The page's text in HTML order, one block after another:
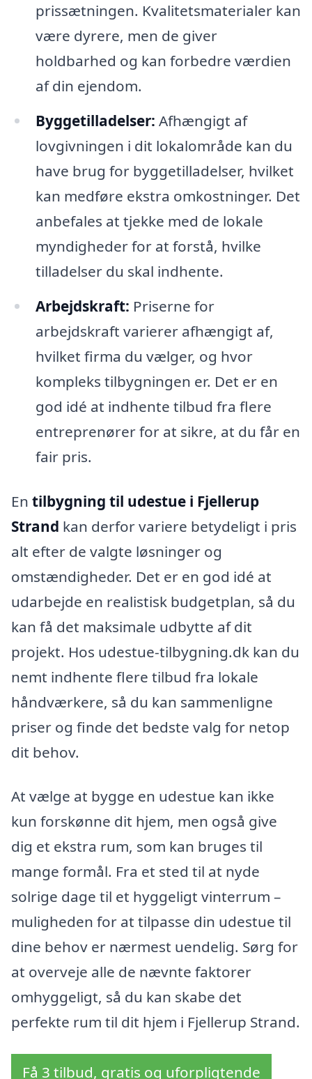
prissætningen. Kvalitetsmaterialer kan
være dyrere, men de giver
holdbarhed og kan forbedre værdien
af din ejendom.
Byggetilladelser: Afhængigt af
lovgivningen i dit lokalområde kan du
have brug for byggetilladelser, hvilket
kan medføre ekstra omkostninger. Det
anbefales at tjekke med de lokale
myndigheder for at forstå, hvilke
tilladelser du skal indhente.
Arbejdskraft: Priserne for
arbejdskraft varierer afhængigt af,
hvilket firma du vælger, og hvor
kompleks tilbygningen er. Det er en
god idé at indhente tilbud fra flere
entreprenører for at sikre, at du får en
fair pris.
En tilbygning til udestue i Fjellerup
Strand kan derfor variere betydeligt i pris
alt efter de valgte løsninger og
omstændigheder. Det er en god idé at
udarbejde en realistisk budgetplan, så du
kan få det maksimale udbytte af dit
projekt. Hos udestue-tilbygning.dk kan du
nemt indhente flere tilbud fra lokale
håndværkere, så du kan sammenligne
priser og finde det bedste valg for netop
dit behov.
At vælge at bygge en udestue kan ikke
kun forskønne dit hjem, men også give
dig et ekstra rum, som kan bruges til
mange formål. Fra et sted til at nyde
solrige dage til et hyggeligt vinterrum –
muligheden for at tilpasse din udestue til
dine behov er nærmest uendelig. Sørg for
at overveje alle de nævnte faktorer
omhyggeligt, så du kan skabe det
perfekte rum til dit hjem i Fjellerup Strand.
Få 3 tilbud, gratis og uforpligtende